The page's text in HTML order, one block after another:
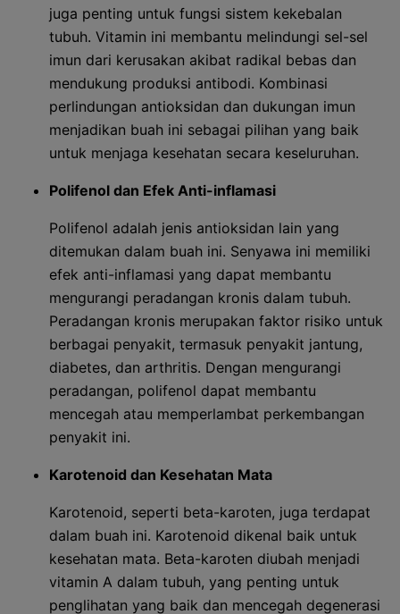
juga penting untuk fungsi sistem kekebalan
tubuh. Vitamin ini membantu melindungi sel-sel
imun dari kerusakan akibat radikal bebas dan
mendukung produksi antibodi. Kombinasi
perlindungan antioksidan dan dukungan imun
menjadikan buah ini sebagai pilihan yang baik
untuk menjaga kesehatan secara keseluruhan.
Polifenol dan Efek Anti-inflamasi
Polifenol adalah jenis antioksidan lain yang
ditemukan dalam buah ini. Senyawa ini memiliki
efek anti-inflamasi yang dapat membantu
mengurangi peradangan kronis dalam tubuh.
Peradangan kronis merupakan faktor risiko untuk
berbagai penyakit, termasuk penyakit jantung,
diabetes, dan arthritis. Dengan mengurangi
peradangan, polifenol dapat membantu
mencegah atau memperlambat perkembangan
penyakit ini.
Karotenoid dan Kesehatan Mata
Karotenoid, seperti beta-karoten, juga terdapat
dalam buah ini. Karotenoid dikenal baik untuk
kesehatan mata. Beta-karoten diubah menjadi
vitamin A dalam tubuh, yang penting untuk
penglihatan yang baik dan mencegah degenerasi